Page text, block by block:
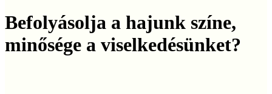
Befolyásolja a hajunk színe,
minősége a viselkedésünket?